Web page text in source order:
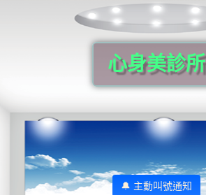
心身美診所
🔔 主動叫號通知